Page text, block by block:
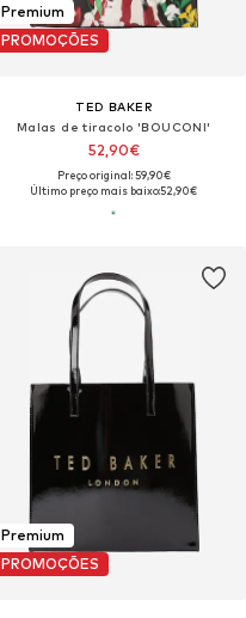
Premium
PROMOÇÕES
TED BAKER
Malas de tiracolo 'BOUCONI'
52,90€
Preço original: 59,90€
Último preço mais baixo:52,90€
Premium
PROMOÇÕES